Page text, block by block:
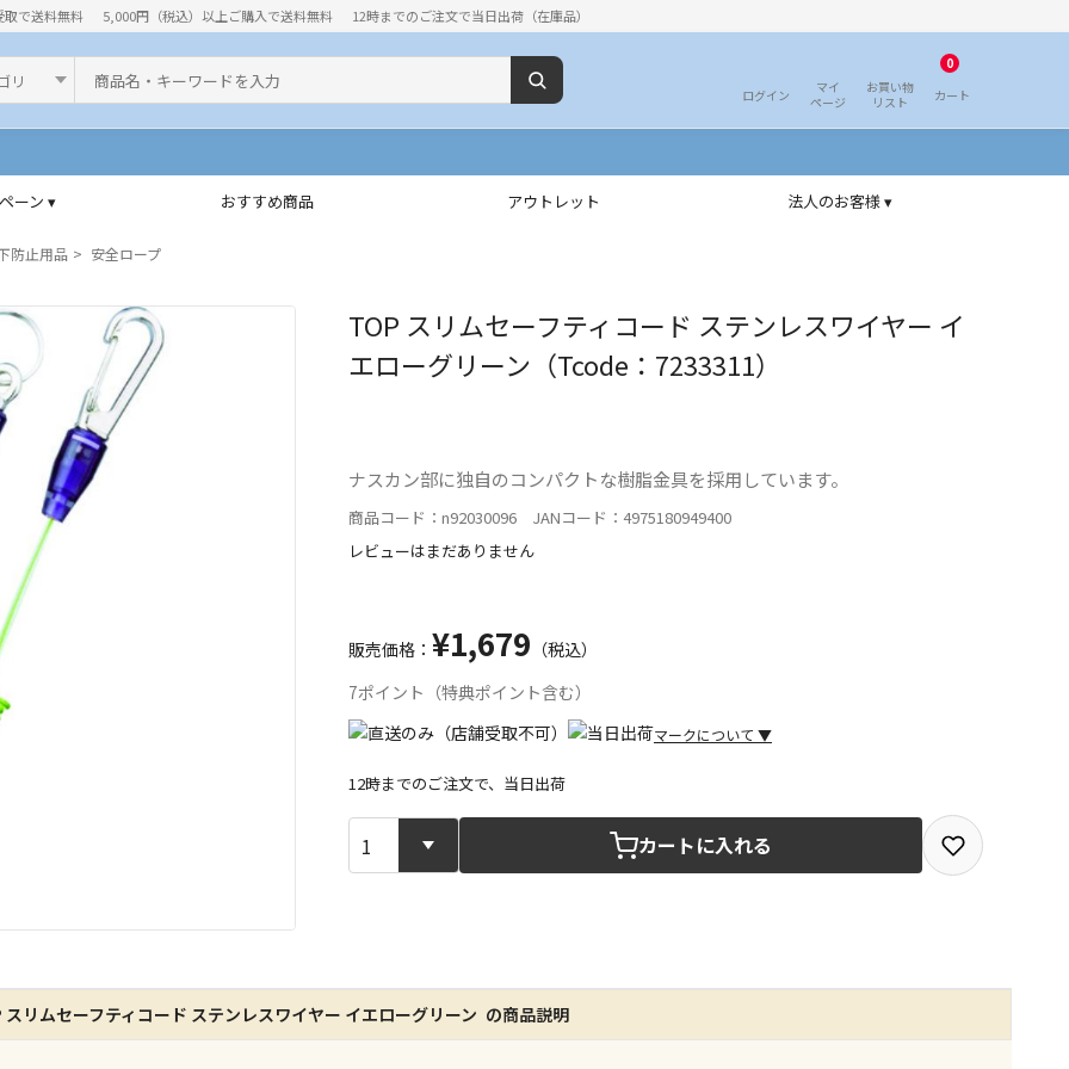
取で送料無料 5,000円（税込）以上ご購入で送料無料 12時までのご注文で当日出荷（在庫品）
ログイン
マイ
ページ
お買い物
リスト
0
カート
ーン ▾ おすすめ商品 アウトレット 法人のお客様 ▾
防止用品 安全ロープ
TOP スリムセーフティコード ステンレスワイヤー イ
エローグリーン（Tcode：7233311）
ナスカン部に独自のコンパクトな樹脂金具を採用しています。
商品コード：n92030096 JANコード：4975180949400
レビューはまだありません
販売価格： ¥1,679 （税込）
7ポイント（特典ポイント含む）
マークについて ▼
宅配や店舗受取を選択できる商品です
特定の店舗のみで受取ができる商品です（宅配便でのお届けができませ
ん）
12時までのご注文で、当日出荷
カートに入れる
スリムセーフティコード ステンレスワイヤー イエローグリーン の商品説明